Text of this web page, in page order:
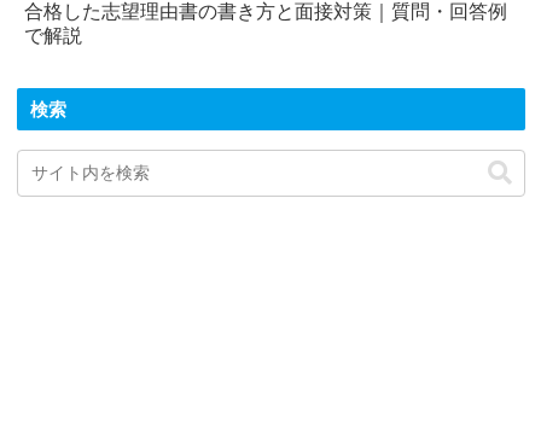
合格した志望理由書の書き方と面接対策｜質問・回答例
で解説
検索